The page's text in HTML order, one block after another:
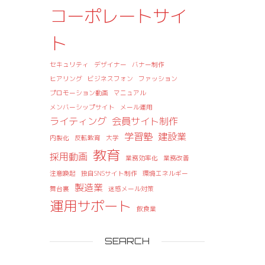
コーポレートサイ
ト
セキュリティ デザイナー
バナー制作
ヒアリング
ビジネスフォン
ファッション
プロモーション動画
マニュアル
メンバーシップサイト
メール運用
ライティング 会員サイト制作
内製化 反転教育 大学 学習塾 建設業
採用動画 教育 業務効率化
業務改善
注意喚起
独自SNSサイト制作
環境エネルギー
舞台裏
製造業 迷惑メール対策
運用サポート 飲食業
SEARCH